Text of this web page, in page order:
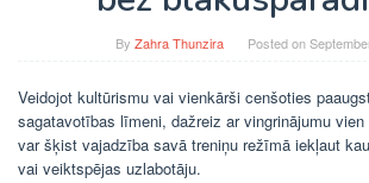
By Zahra Thunzira Posted on
Veidojot kultūrismu vai vienkārši cenšoties
sagatavotības līmeni, dažreiz ar vingrinājumu
var šķist vajadzība savā treniņu režīmā iekļaut
vai veiktspējas uzlabotāju.